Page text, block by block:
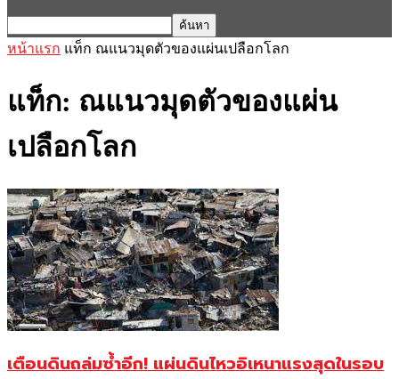
หน้าแรก แท็ก ณแนวมุดตัวของแผ่นเปลือกโลก
แท็ก: ณแนวมุดตัวของแผ่น
เปลือกโลก
เตือนดินถล่มซ้ำอีก! แผ่นดินไหวอิเหนาแรงสุดในรอบ